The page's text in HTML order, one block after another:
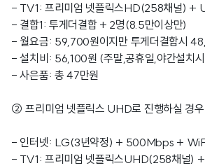
- TV1: 프리미엄 넷플릭스HD(258채널) +
- 결합1: 투게더결합 + 2명(8.5만이상만)
- 월요금: 59,700원이지만 투게더결합시
- 설치비: 56,100원 (주말,공휴일,야간설치
- 사은품: 총 47만원
② 프리미엄 넷플릭스 UHD로 진행하실 경우
- 인터넷: LG(3년약정) + 500Mbps +
- TV1: 프리미엄 넷플릭스UHD(258채널)